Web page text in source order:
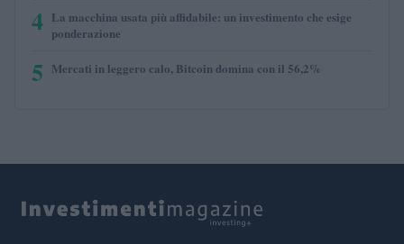
4 La macchina usata più affidabile: un investimento che esige
ponderazione
5 Mercati in leggero calo, Bitcoin domina con il 56,2%